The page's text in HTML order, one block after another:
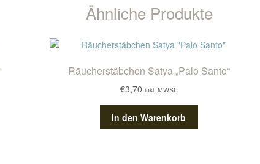
Ähnliche Produkte
Räucherstäbchen Satya „Palo Santo“
€3,70 inkl. MWSt.
In den Warenkorb